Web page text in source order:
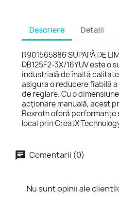
Descriere Detalii
R901565886 SUPAPĂ DE
DB125F2-3X/16YUV este o
industrială de înaltă
asigura o reducere fiabilă
de reglare. Cu o
acționare manuală, acest
Rexroth oferă
local prin CreatX
Comentarii (0)
Nu sunt opinii ale